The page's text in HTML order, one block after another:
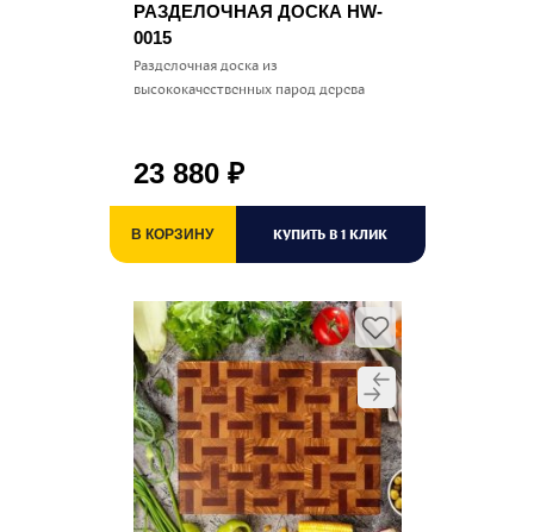
РАЗДЕЛОЧНАЯ ДОСКА HW-
0015
Разделочная доска из
высококачественных парод дерева
23 880 ₽
В КОРЗИНУ КУПИТЬ В 1 КЛИК